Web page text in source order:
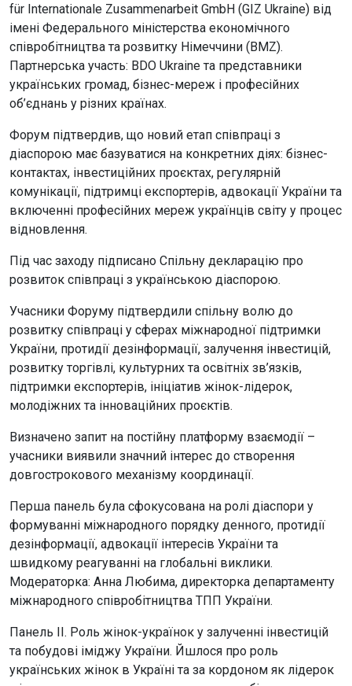
für Internationale Zusammenarbeit GmbH (GIZ Ukraine) від
імені Федерального міністерства економічного
співробітництва та розвитку Німеччини (BMZ).
Партнерська участь: BDO Ukraine та представники
українських громад, бізнес-мереж і професійних
об’єднань у різних країнах.
Форум підтвердив, що новий етап співпраці з
діаспорою має базуватися на конкретних діях: бізнес-
контактах, інвестиційних проєктах, регулярній
комунікації, підтримці експортерів, адвокації України та
включенні професійних мереж українців світу у процес
відновлення.
Під час заходу підписано Спільну декларацію про
розвиток співпраці з українською діаспорою.
Учасники Форуму підтвердили спільну волю до
розвитку співпраці у сферах міжнародної підтримки
України, протидії дезінформації, залучення інвестицій,
розвитку торгівлі, культурних та освітніх зв’язків,
підтримки експортерів, ініціатив жінок-лідерок,
молодіжних та інноваційних проєктів.
Визначено запит на постійну платформу взаємодії –
учасники виявили значний інтерес до створення
довгострокового механізму координації.
Перша панель була сфокусована на ролі діаспори у
формуванні міжнародного порядку денного, протидії
дезінформації, адвокації інтересів України та
швидкому реагуванні на глобальні виклики.
Модераторка: Анна Любима, директорка департаменту
міжнародного співробітництва ТПП України.
Панель II. Роль жінок-українок у залученні інвестицій
та побудові іміджу України. Йшлося про роль
українських жінок в Україні та за кордоном як лідерок